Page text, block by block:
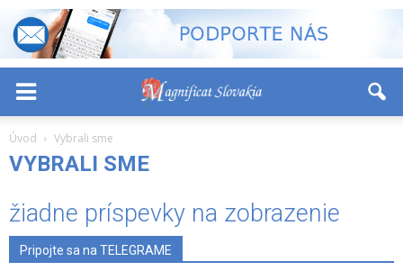
Úvod Vybrali sme
VYBRALI SME
žiadne príspevky na zobrazenie
Pripojte sa na TELEGRAME
+